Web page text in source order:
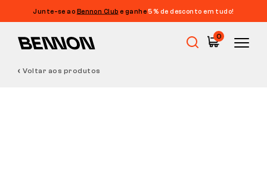
Junte-se ao Bennon Club e ganhe 5% de desconto em tudo!
0
Voltar aos produtos